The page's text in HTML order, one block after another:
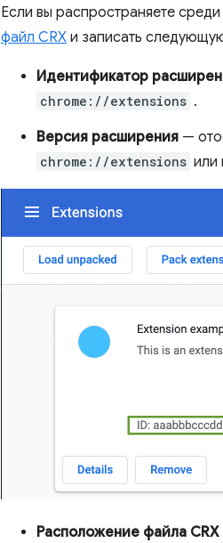
Если вы распространяете
файл CRX и записать
Идентификатор
chrome://extensions .
Версия расширения —
chrome://extensions или
Расположение файла CRX